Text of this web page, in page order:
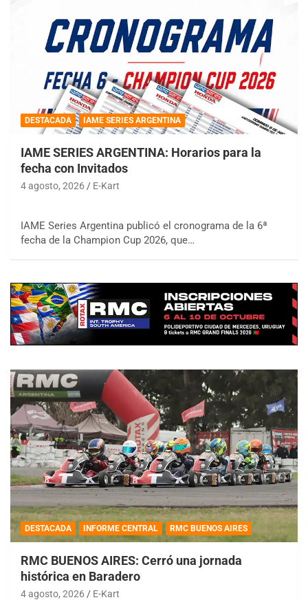
DESTACADA IAME SERIES ARGENTINA
IAME SERIES ARGENTINA: Horarios para la
fecha con Invitados
4 agosto, 2026 E-Kart
IAME Series Argentina publicó el cronograma de la 6ª
fecha de la Champion Cup 2026, que…
DESTACADA INFORME CENTRAL RMC BUENOS AIRES
RMC BUENOS AIRES: Cerró una jornada
histórica en Baradero
4 agosto, 2026 E-Kart